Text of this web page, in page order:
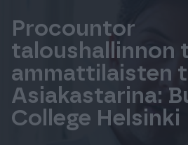
Kampus
Hinnasto
Tuki & Koulutus
Meistä & Ajankohtaista
Procountor
taloushallinnon
ammattilaisten
Asiakastarina:
College Helsinki